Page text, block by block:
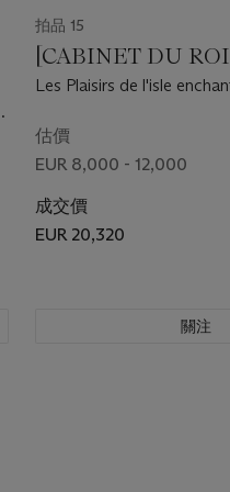
拍品 15
[CABINET DU ROI]
Les Plaisirs de l'isle
Paris: Imprimerie Royale,
估價
EUR 8,000 - 12,000
成交價
EUR 20,320
關注